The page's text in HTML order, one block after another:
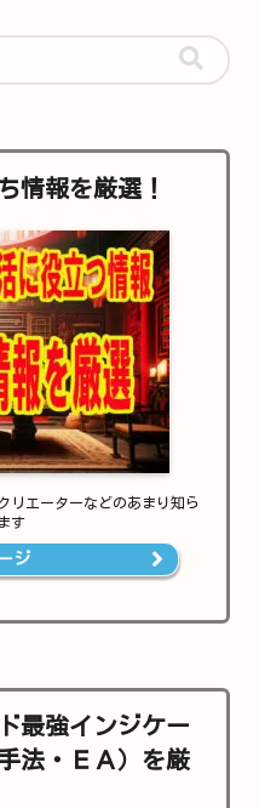
情報を厳選！
リエーターなどのあまり知ら
す
ジ
最強インジケー
法・ＥＡ）を厳